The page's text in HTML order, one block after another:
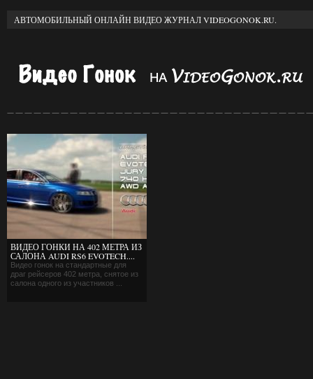
АВТОМОБИЛЬНЫЙ ОНЛАЙН ВИДЕО ЖУРНАЛ VIDEOGONOK.RU.
ВИДЕО ГОНКИ НА 402 МЕТРА ИЗ
САЛОНА AUDI RS6 EVOTECH....
Видео гонок на стандартные для
драг рейсеров 402 метра, снятое из
салона одного из участников ...